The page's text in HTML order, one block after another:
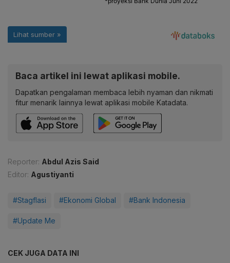
Baca artikel ini lewat aplikasi mobile.
Dapatkan pengalaman membaca lebih nyaman dan nikmati
fitur menarik lainnya lewat aplikasi mobile Katadata.
Reporter: Abdul Azis Said
Editor: Agustiyanti
#Stagflasi #Ekonomi Global #Bank Indonesia
#Update Me
CEK JUGA DATA INI